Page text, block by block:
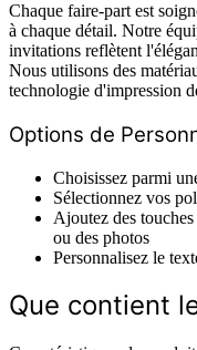
Chaque faire-part est
à chaque détail. Notre
invitations reflètent
Nous utilisons des
technologie d'impression
Options de
Choisissez parmi
Sélectionnez vos
Ajoutez des
ou des photos
Personnalisez le
Que contient